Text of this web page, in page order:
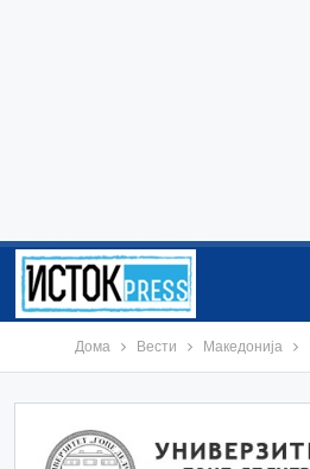
Дома Вести Македонија